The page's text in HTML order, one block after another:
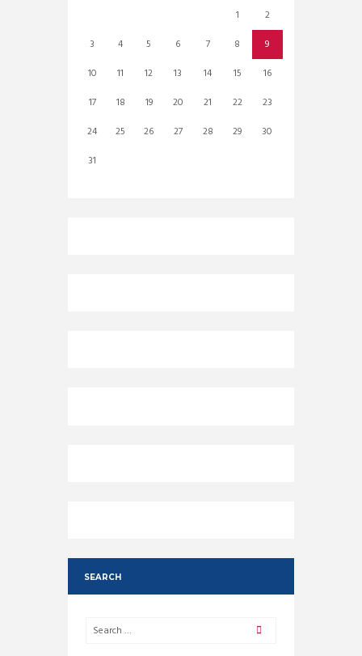
1
2
3
4 5 6 7 8
9
10
11 12 13 14 15
16
17
18 19 20 21 22
23
24
25 26 27 28 29
30
31
SEARCH